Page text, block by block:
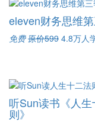
eleven财务思维
免费 原价599 4.8万人
听Sun读书《人
则》